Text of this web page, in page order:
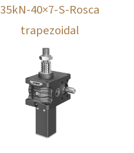
35kN-40×7-S-Rosca
trapezoidal